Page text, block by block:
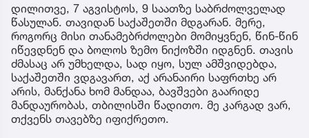
დილითვე, 7 აგვისტოს, 9 საათზე საბრძოლველად
წასულან. თავიდან საქაშეთში მდგარან. მერე,
როგორც მისი თანამებრძოლები მომიყვნენ, წინ-წინ
იწევდნენ და ბოლოს ზემო ნიქოზში იდგნენ. თავის
ძმასაც არ უმხელდა, სად იყო, სულ ამშვიდებდა,
საქაშეთში ვდგავართ, აქ არანაირი საფრთხე არ
არის, მანქანა ხომ მანდაა, ბავშვები გაარიდე
მანდაურობას, თბილისში წადითო. მე კარგად ვარ,
თქვენს თავებზე იფიქრეთო.